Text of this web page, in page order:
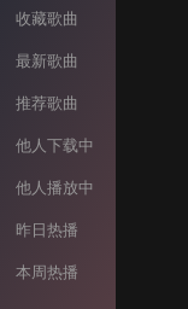
收藏歌曲
最新歌曲
推荐歌曲
他人下载中
他人播放中
昨日热播
本周热播